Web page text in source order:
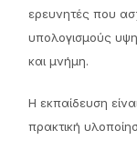
ερευνητές που
υπολογισμούς
και μνήμη.
Η εκπαίδευση
πρακτική